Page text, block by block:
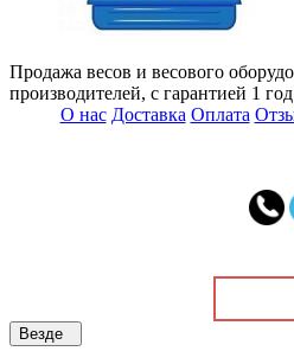
Продажа весов и весового
производителей, с гарантией 1
О нас Доставка Оплата
Везде